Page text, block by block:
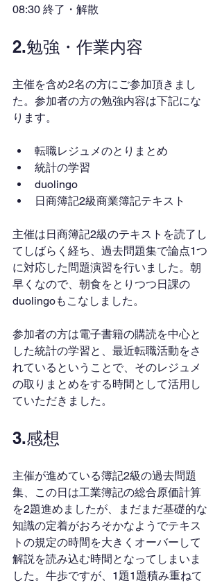
08:30 終了・解散
2.勉強・作業内容
主催を含め2名の方にご参加頂きまし
た。参加者の方の勉強内容は下記にな
ります。
転職レジュメのとりまとめ
統計の学習
duolingo
日商簿記2級商業簿記テキスト
主催は日商簿記2級のテキストを読了し
てしばらく経ち、過去問題集で論点1つ
に対応した問題演習を行いました。朝
早くなので、朝食をとりつつ日課の
duolingoもこなしました。
参加者の方は電子書籍の購読を中心と
した統計の学習と、最近転職活動をさ
れているということで、そのレジュメ
の取りまとめをする時間として活用し
ていただきました。
3.感想
主催が進めている簿記2級の過去問題
集、この日は工業簿記の総合原価計算
を2題進めましたが、まだまだ基礎的な
知識の定着がおろそかなようでテキス
トの規定の時間を大きくオーバーして
解説を読み込む時間となってしまいま
した。牛歩ですが、1題1題積み重ねて